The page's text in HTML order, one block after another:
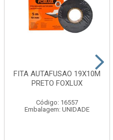
FITA AUTAFUSAO 19X10M
PRETO FOXLUX
Código: 16557
Embalagem: UNIDADE